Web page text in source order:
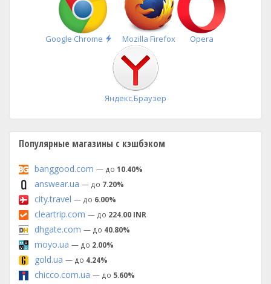
Google Chrome
Быстрая
установка
Mozilla Firefox Opera
Яндекс.Браузер
Популярные магазины с кэшбэком
banggood.com — до 10.40%
answear.ua — до 7.20%
city.travel — до 6.00%
cleartrip.com — до 224.00 INR
dhgate.com — до 40.80%
moyo.ua — до 2.00%
gold.ua — до 4.24%
chicco.com.ua — до 5.60%